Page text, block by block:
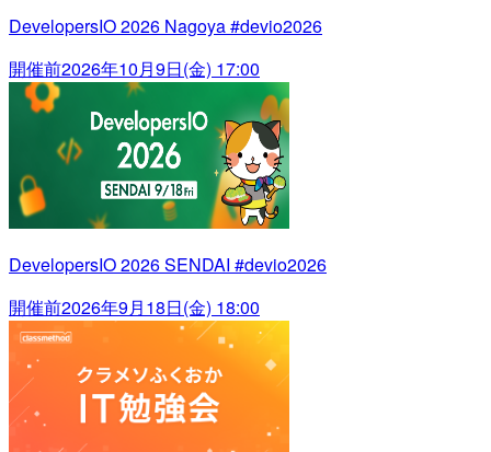
DevelopersIO 2026 Nagoya #devio2026
開催前2026年10月9日(金) 17:00
DevelopersIO 2026 SENDAI #devio2026
開催前2026年9月18日(金) 18:00